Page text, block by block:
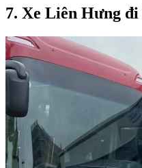
7. Xe Liên Hưng